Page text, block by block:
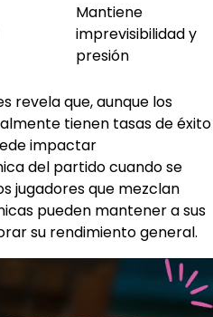
Mantiene
imprevisibilidad y
presión
revela que, aunque los
tienen tasas de éxito
impactar
del partido cuando se
jugadores que mezclan
pueden mantener a sus
su rendimiento general.